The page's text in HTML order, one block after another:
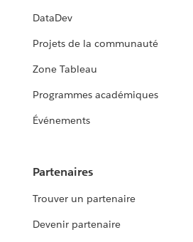
DataDev
Projets de la communauté
Zone Tableau
Programmes académiques
Événements
Partenaires
Trouver un partenaire
Devenir partenaire